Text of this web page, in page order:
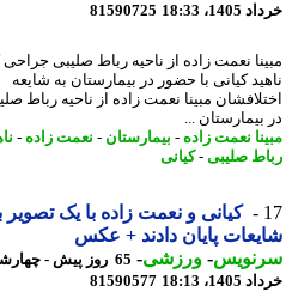
18:33
81590725
نعمت زاده از ناحیه رباط صلیبی جراحی کرد
کیانی با حضور در بیمارستان به شایعه
مبینا نعمت زاده از ناحیه رباط
...
نعمت زاده - بیمارستان-نعمت زاده - ناهید
صلیبی-کیانی
کیانی و نعمت زاده با یک تصویر به
پایان دادند + عکس
-ورزشی-
65
18:13
81590577